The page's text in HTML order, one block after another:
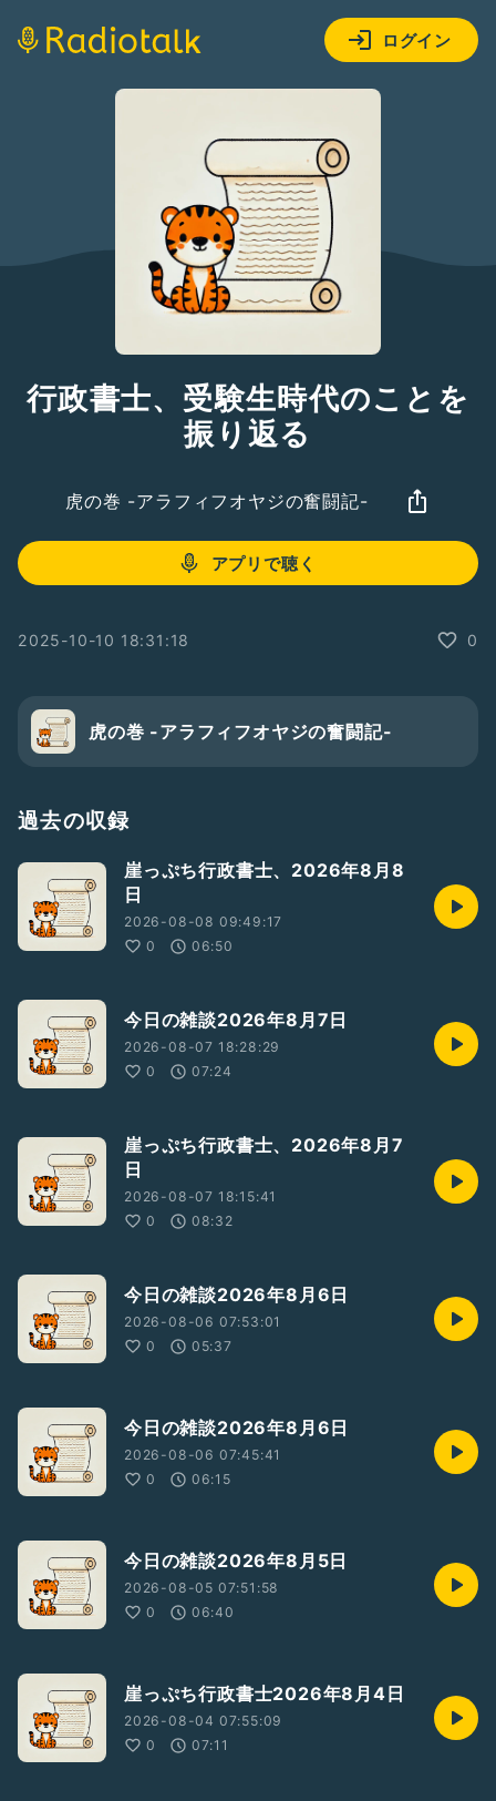
ログイン
行政書士、受験生時代のことを
振り返る
虎の巻 -アラフィフオヤジの奮闘記-
アプリで聴く
2025-10-10 18:31:18 0
虎の巻 -アラフィフオヤジの奮闘記-
過去の収録
崖っぷち行政書士、2026年8月8
日
2026-08-08 09:49:17
0
06:50
今日の雑談2026年8月7日
2026-08-07 18:28:29
0
07:24
崖っぷち行政書士、2026年8月7
日
2026-08-07 18:15:41
0
08:32
今日の雑談2026年8月6日
2026-08-06 07:53:01
0
05:37
今日の雑談2026年8月6日
2026-08-06 07:45:41
0
06:15
今日の雑談2026年8月5日
2026-08-05 07:51:58
0
06:40
崖っぷち行政書士2026年8月4日
2026-08-04 07:55:09
0
07:11